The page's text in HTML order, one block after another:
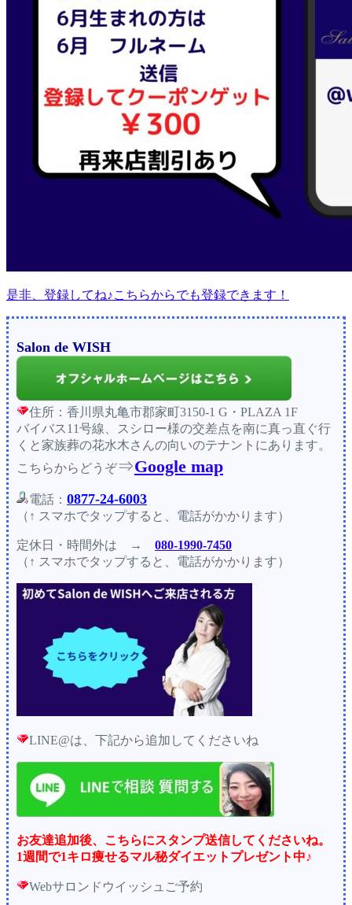
是非、登録してね♪こちらからでも登録できます！
Salon de WISH
住所：香川県丸亀市郡家町3150-1 G・PLAZA 1F
バイバス11号線、スシロー様の交差点を南に真っ直ぐ行
くと家族葬の花水木さんの向いのテナントにあります。
こちらからどうぞ⇒Google map
電話： 0877-24-6003
（↑ スマホでタップすると、電話がかかります）
定休日・時間外は →
080-1990-7450
（↑ スマホでタップすると、電話がかかります）
LINE@は、下記から追加してくださいね
お友達追加後、こちらにスタンプ送信してくださいね。
1週間で1キロ痩せるマル秘ダイエットプレゼント中♪
Webサロンドウイッシュご予約